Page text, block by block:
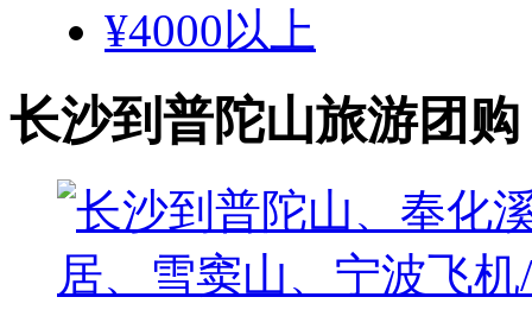
¥4000以上
长沙到普陀山旅游团购